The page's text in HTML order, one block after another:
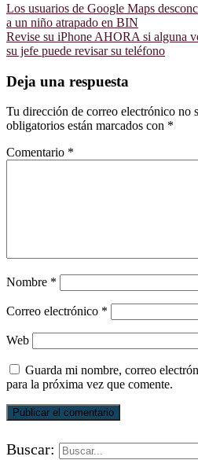
Los usuarios de Google Maps
a un niño atrapado en BIN
Revise su iPhone AHORA si alguna
su jefe puede revisar su teléfono
Deja una respuesta
Tu dirección de correo electrónico no
obligatorios están marcados con *
Comentario *
Nombre *
Correo electrónico *
Web
Guarda mi nombre, correo
para la próxima vez que comente.
Buscar: